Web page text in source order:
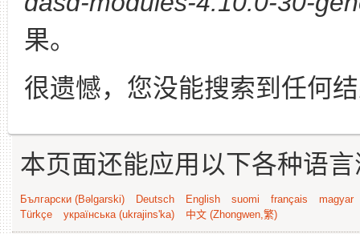
果。
很遗憾，您没能搜索到任何
本页面还能应用以下各种语
Български (Bəlgarski) Deutsch English suomi français
magyar
Türkçe
українська (ukrajins'ka) 中文 (Zhongwen,繁)